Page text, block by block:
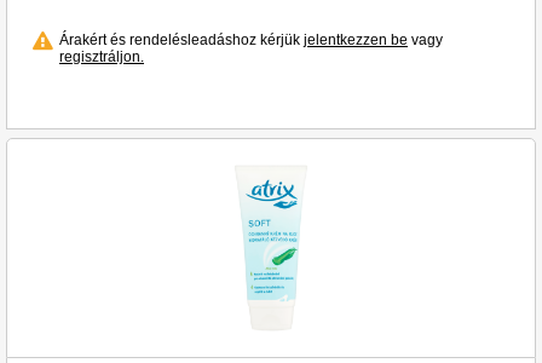
Árakért és rendelésleadáshoz kérjük jelentkezzen be vagy
regisztráljon.